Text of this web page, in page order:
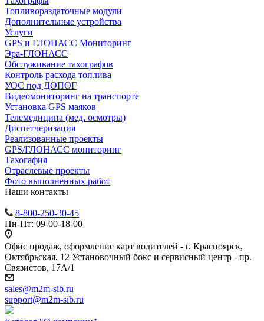
Топливораздаточные модули
Дополнительные устройства
Услуги
GPS и ГЛОНАСС Мониторинг
Эра-ГЛОНАСС
Обслуживание тахографов
Контроль расхода топлива
УОС под ДОПОГ
Видеомониторинг на транспорте
Установка GPS маяков
Телемедицина (мед. осмотры)
Диспетчеризация
Реализованные проекты
GPS/ГЛОНАСС мониторинг
Тахогафия
Отраслевые проекты
Фото выполненных работ
Наши контакты
8-800-250-30-45
Пн-Пт: 09-00-18-00
Офис продаж, оформление карт водителей - г. Красноярск,
Октябрьская, 12 Установочный бокс и сервисный центр - пр.
Связистов, 17А/1
sales@m2m-sib.ru
support@m2m-sib.ru